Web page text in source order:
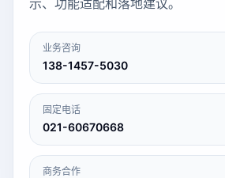
示、功能适配和落地建议。
业务咨询
138-1457-5030
固定电话
021-60670668
商务合作